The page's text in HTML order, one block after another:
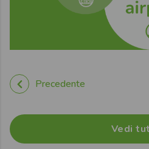
Precedente
Vedi